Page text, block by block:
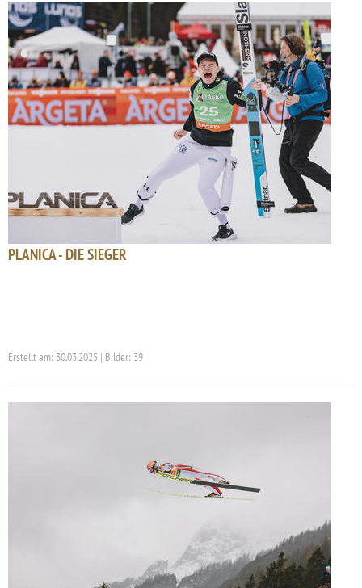
PLANICA - DIE SIEGER
Erstellt am: 30.03.2025 | Bilder: 39